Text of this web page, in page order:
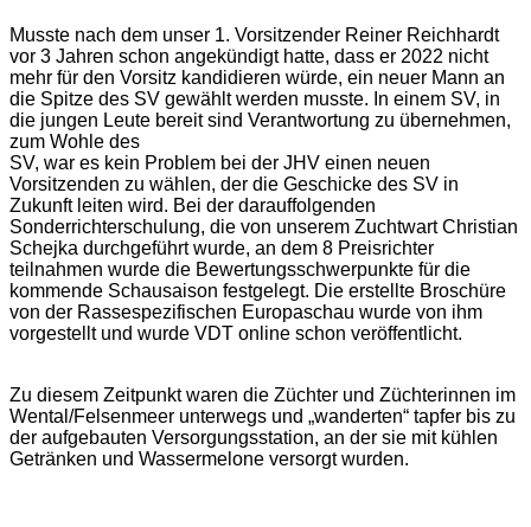
Musste nach dem unser 1. Vorsitzender Reiner Reichhardt
vor 3 Jahren schon angekündigt hatte, dass er 2022 nicht
mehr für den Vorsitz kandidieren würde, ein neuer Mann an
die Spitze des SV gewählt werden musste. In einem SV, in
die jungen Leute bereit sind Verantwortung zu übernehmen,
zum Wohle des
SV, war es kein Problem bei der JHV einen neuen
Vorsitzenden zu wählen, der die Geschicke des SV in
Zukunft leiten wird. Bei der darauffolgenden
Sonderrichterschulung, die von unserem Zuchtwart Christian
Schejka durchgeführt wurde, an dem 8 Preisrichter
teilnahmen wurde die Bewertungsschwerpunkte für die
kommende Schausaison festgelegt. Die erstellte Broschüre
von der Rassespezifischen Europaschau wurde von ihm
vorgestellt und wurde VDT online schon veröffentlicht.
Zu diesem Zeitpunkt waren die Züchter und Züchterinnen im
Wental/Felsenmeer unterwegs und „wanderten“ tapfer bis zu
der aufgebauten Versorgungsstation, an der sie mit kühlen
Getränken und Wassermelone versorgt wurden.